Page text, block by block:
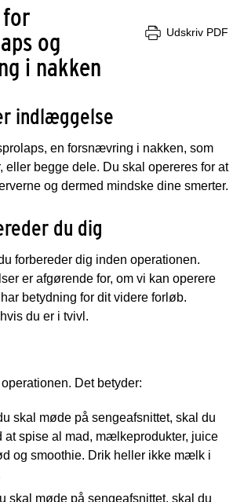
og
i nakken
Udskriv PDF
indlæggelse
en forsnævring i nakken, som
eller begge dele. Du skal opereres for at
og dermed mindske dine smerter.
du dig
forbereder dig inden operationen.
er afgørende for, om vi kan operere
betydning for dit videre forløb.
du er i tvivl.
Det betyder:
skal møde på sengeafsnittet, skal du
at spise al mad, mælkeprodukter, juice
og smoothie. Drik heller ikke mælk i
skal møde på sengeafsnittet, skal du